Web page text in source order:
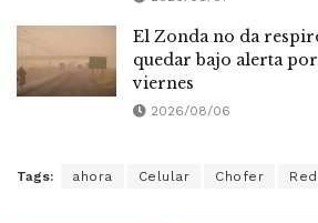
El Zonda no da
quedar bajo alerta
viernes
2026/08/06
Tags: ahora Celular Chofer